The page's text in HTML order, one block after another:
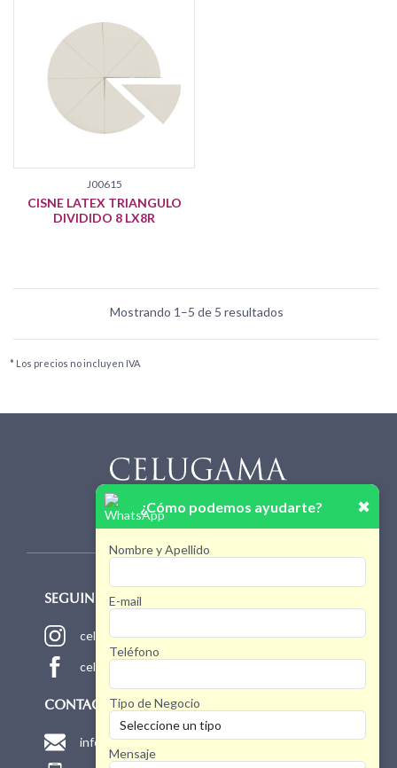
J00615
CISNE LATEX TRIANGULO
DIVIDIDO 8 LX8R
Mostrando 1–5 de 5 resultados
* Los precios no incluyen IVA
SEGUINOS!
celugamaoficial
celugamaoficial
CONTACTO
info@celugama.com.ar
¿Cómo podemos ayudarte? ✖
Nombre y Apellido
E-mail
Teléfono
Tipo de Negocio
Mensaje